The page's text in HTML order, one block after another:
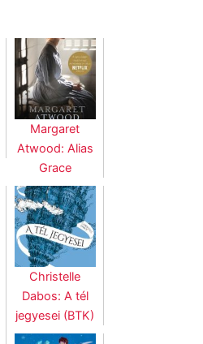
Margaret
Atwood: Alias
Grace
Christelle
Dabos: A tél
jegyesei (BTK)